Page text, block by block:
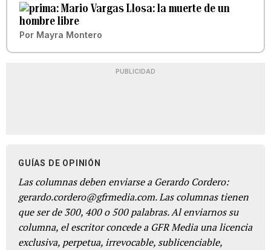
Mario Vargas Llosa: la muerte de un
hombre libre
Por Mayra Montero
PUBLICIDAD
GUÍAS DE OPINIÓN
Las columnas deben enviarse a Gerardo Cordero:
gerardo.cordero@gfrmedia.com. Las columnas tienen
que ser de 300, 400 o 500 palabras. Al enviarnos su
columna, el escritor concede a GFR Media una licencia
exclusiva, perpetua, irrevocable, sublicenciable,